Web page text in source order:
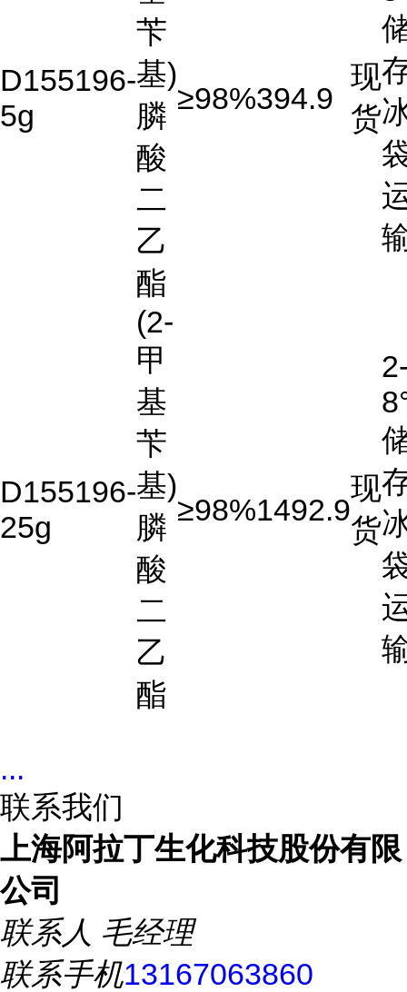
D155196-
5g
苄
基)
膦
酸
二
乙
酯
≥98%394.9
现
货
D155196-
25g
(2-
甲
基
苄
基)
膦
酸
二
乙
酯
≥98%1492.9
现
货
...
联系我们
上海阿拉丁生化科技股份有限
公司
联系人 毛经理
联系手机13167063860